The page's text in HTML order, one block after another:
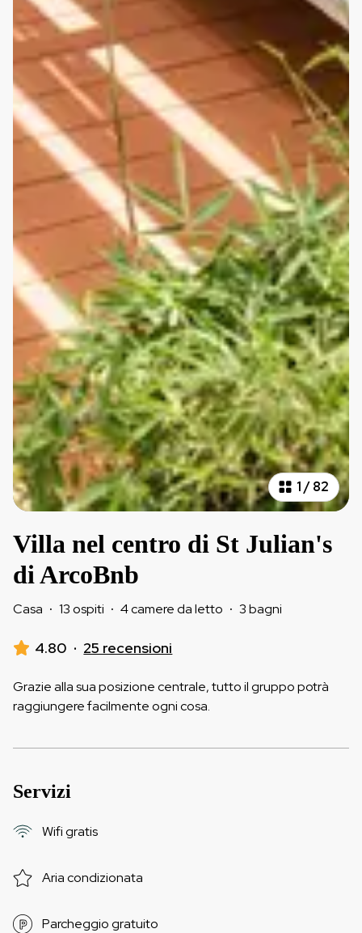
1/82
Villa nel centro di St Julian's
di ArcoBnb
Casa · 13 ospiti · 4 camere da letto · 3 bagni
4.80 · 25 recensioni
Grazie alla sua posizione centrale, tutto il gruppo potrà
raggiungere facilmente ogni cosa.
Servizi
Wifi gratis
Aria condizionata
Parcheggio gratuito